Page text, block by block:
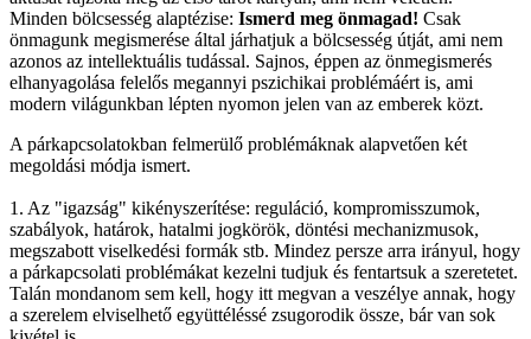
Minden bölcsesség alaptézise: Ismerd meg önmagad! Csak
önmagunk megismerése által járhatjuk a bölcsesség útját, ami nem
azonos az intellektuális tudással. Sajnos, éppen az önmegismerés
elhanyagolása felelős megannyi pszichikai problémáért is, ami
modern világunkban lépten nyomon jelen van az emberek közt.
A párkapcsolatokban felmerülő problémáknak alapvetően két
megoldási módja ismert.
1. Az "igazság" kikényszerítése: reguláció, kompromisszumok,
szabályok, határok, hatalmi jogkörök, döntési mechanizmusok,
megszabott viselkedési formák stb. Mindez persze arra irányul, hogy
a párkapcsolati problémákat kezelni tudjuk és fentartsuk a szeretetet.
Talán mondanom sem kell, hogy itt megvan a veszélye annak, hogy
a szerelem elviselhető együttéléssé zsugorodik össze, bár van sok